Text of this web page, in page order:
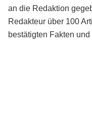
an die Redaktion
Redakteur über 100
bestätigten Fakten und